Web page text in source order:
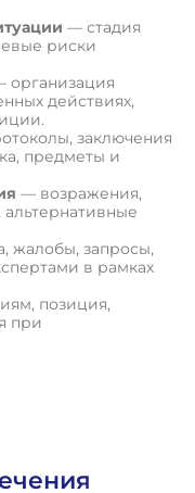
— стадия
риски
организация
действиях,
заключения
предметы и
— возражения,
альтернативные
жалобы, запросы,
в рамках
позиция,
при